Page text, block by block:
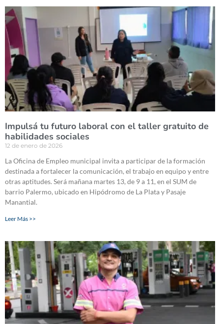
Impulsá tu futuro laboral con el taller gratuito de
habilidades sociales
12 de enero de 2026
La Oficina de Empleo municipal invita a participar de la formación
destinada a fortalecer la comunicación, el trabajo en equipo y entre
otras aptitudes. Será mañana martes 13, de 9 a 11, en el SUM de
barrio Palermo, ubicado en Hipódromo de La Plata y Pasaje
Manantial.
Leer Más >>